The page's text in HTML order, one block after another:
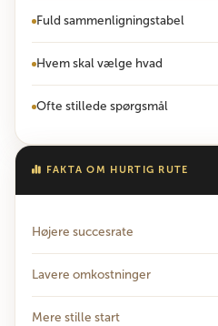
Fuld sammenligningstabel
Hvem skal vælge hvad
Ofte stillede spørgsmål
FAKTA OM HURTIG RUTE
Højere succesrate
Lavere omkostninger
Mere stille start